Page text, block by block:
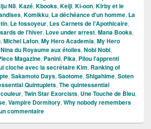
N8, Kazé, Kbooks, Keiji, Ki-oon, Kirby et le
, Komikku, La déchéance d'un homme, La
, Le fossoyeur, Les Carnets de l'Apothicaire,
de l'hiver, Love under arrest, Mana Books,
, Michel Lafon, My Hero Academia, My Hero
Nina du Royaume aux étoiles, Nobi Nobi,
Magazine, Panini, Pika, Pilou l'apprenti
cloche avec la secrétaire Kim, Ranking of
, Sakamoto Days, Saotome, Shigahime, Soten
Quintuplets, The quintessential
, Twin Star Exorcists, Une Touche de Bleu,
, Vampire Dormitory, Why nobody remembers
commentaire